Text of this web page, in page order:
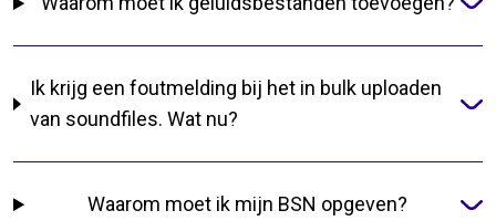
Ik krijg een foutmelding bij het in bulk uploaden
van soundfiles. Wat nu?
Waarom moet ik mijn BSN opgeven?